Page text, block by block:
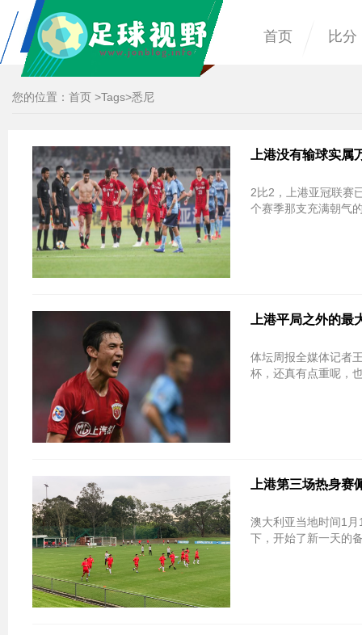
首页 比分
您的位置： 首页 >Tags>悉尼
上港没有输球实
2比2，上港亚冠联赛
个赛季那支充满朝气
上港平局之外的
体坛周报全媒体记者
杯，还真有点重呢，
上港第三场热身
澳大利亚当地时间1
下，开始了新一天的